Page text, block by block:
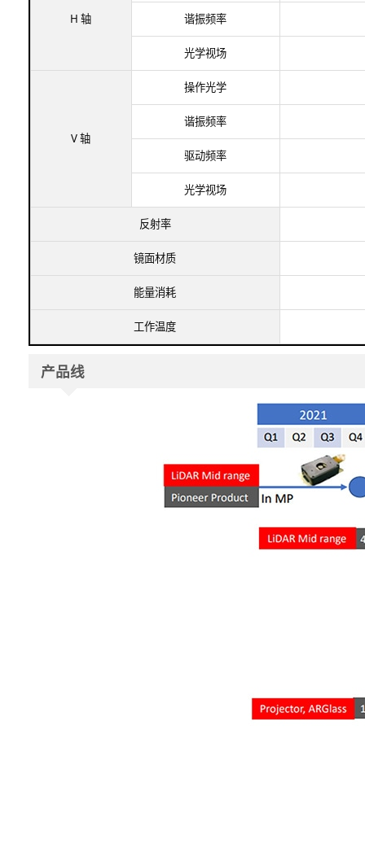
H 轴 谐振频率​
光学视场
V 轴
操作光学
谐振频率​
驱动频率
光学视场​
反射率​
镜面材质
能量消耗
工作温度
产品线